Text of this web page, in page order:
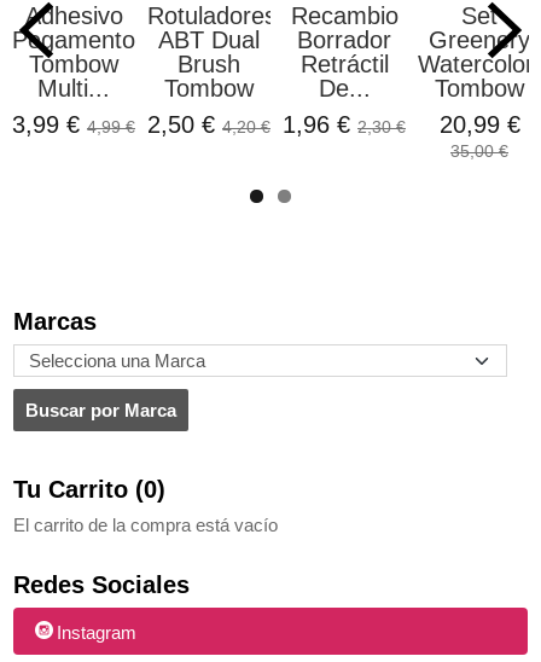
Marcas
Tu Carrito (0)
El carrito de la compra está vacío
Redes Sociales
Instagram
Adhesivo
Pegamento
Tombow
Multi...
3,99 € 4,99 €
Rotuladores
ABT Dual
Brush
Tombow
2,50 € 4,20 €
Recambio
Borrador
Retráctil
De...
1,96 € 2,30 €
Set
Greenery
Tombow
20,99 €
35,00 €